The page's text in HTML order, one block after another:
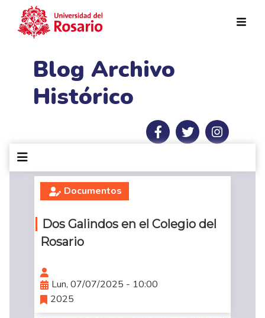
Blog Archivo
Histórico
Documentos
Dos Galindos en el Colegio del
Rosario
Lun, 07/07/2025 - 10:00
2025